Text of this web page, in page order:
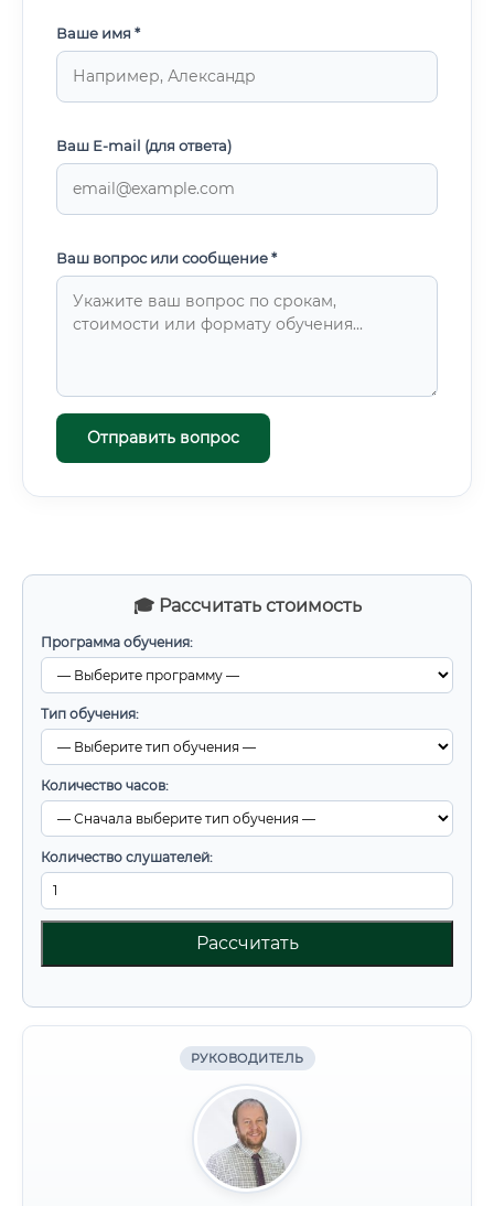
🎓 Рассчитать стоимость
Программа обучения:
Тип обучения:
Количество часов:
Количество слушателей:
Рассчитать
РУКОВОДИТЕЛЬ
Ваше имя *
Ваш E-mail (для ответа)
Ваш вопрос или сообщение *
Отправить вопрос